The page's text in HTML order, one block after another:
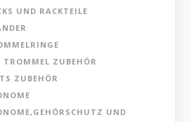
UND RACKTEILE
TROMMEL ZUBEHÖR
ZUBEHÖR
UND